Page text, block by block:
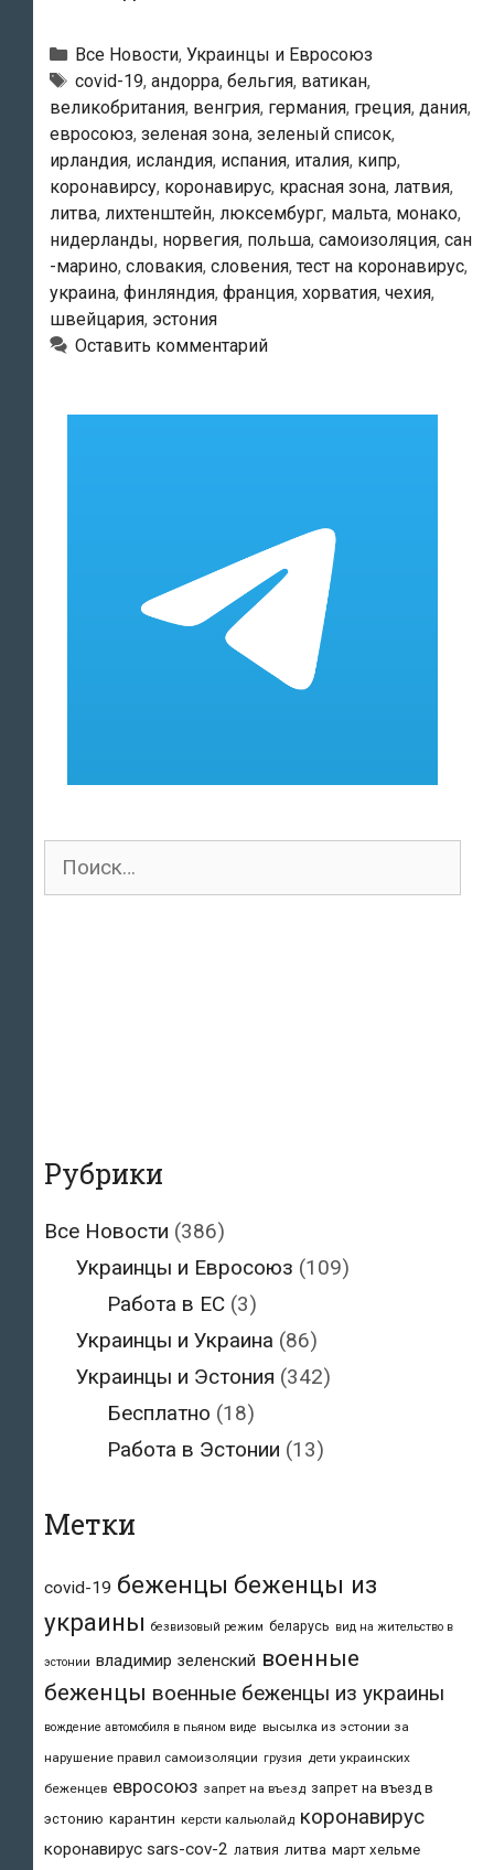
авиарейсы
из
Украины
при
условии
прохождения
теста
и
карантина
Рубрики
Все Новости, Украинцы и Евросоюз
Метки
covid-19, андорра, бельгия, ватикан,
великобритания, венгрия, германия, греция, дания,
евросоюз, зеленая зона, зеленый список,
ирландия, исландия, испания, италия, кипр,
коронавирсу, коронавирус, красная зона, латвия,
литва, лихтенштейн, люксембург, мальта, монако,
нидерланды, норвегия, польша, самоизоляция, сан
-марино, словакия, словения,тест на коронавирус,
украина, финляндия, франция, хорватия, чехия,
швейцария, эстония
Оставить комментарий
Поиск
Рубрики
Все Новости (386)
Украинцы и Евросоюз (109)
Работа в ЕС (3)
Украинцы и Украина (86)
Украинцы и Эстония (342)
Бесплатно (18)
Работа в Эстонии (13)
Метки
covid-19 беженцы беженцы из
украины безвизовый режим беларусь вид на жительство в
эстонии владимир зеленский военные
беженцы военные беженцы из украины
вождение автомобиля в пьяном виде высылка из эстонии за
нарушение правил самоизоляции грузия дети украинских
беженцев евросоюз запрет на въезд запрет на въезд в
эстонию карантин керсти кальюлайд коронавирус
коронавирус sars-cov-2 латвия литва март хельме